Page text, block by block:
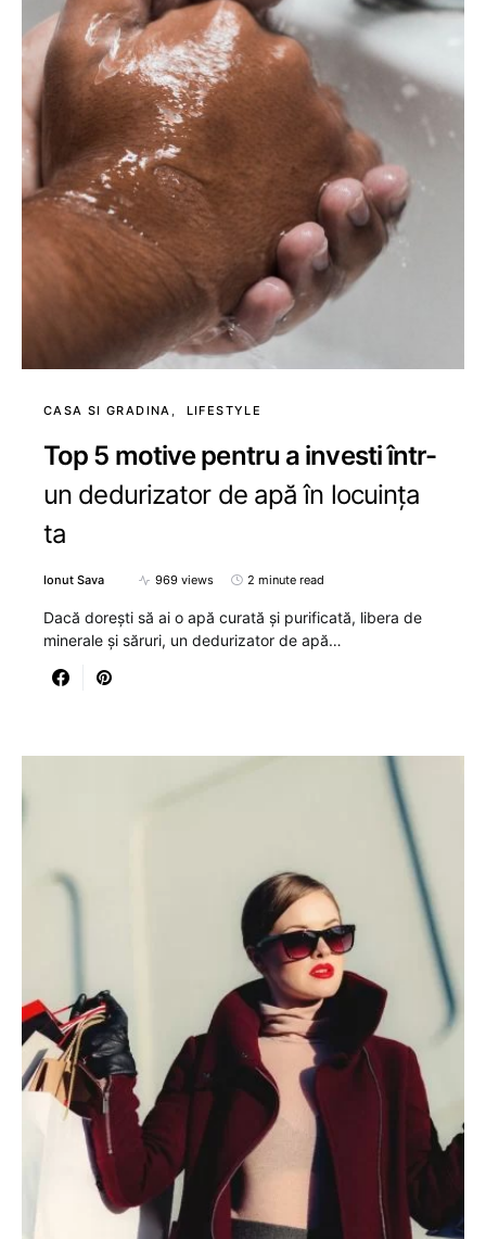
CASA SI GRADINA LIFESTYLE
Top 5 motive pentru a investi într-
un dedurizator de apă în locuința
ta
Ionut Sava 969 views 2 minute read
Dacă dorești să ai o apă curată și purificată, libera de
minerale și săruri, un dedurizator de apă…